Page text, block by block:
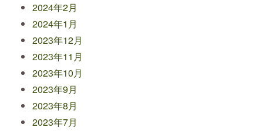
2024年2月
2024年1月
2023年12月
2023年11月
2023年10月
2023年9月
2023年8月
2023年7月